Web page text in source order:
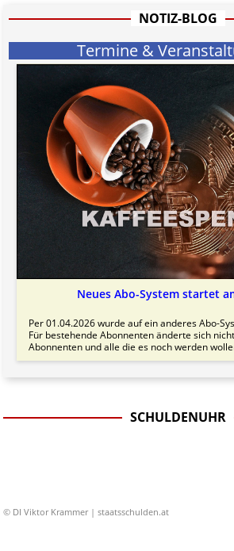
Bitte beachten Sie in dem Zusammenhang
NOTIZ-BLOG
Termine &
Neues Abo-System startet
Per 01.04.2026 wurde auf ein anderes Abo-
Für bestehende Abonnenten änderte sich
Abonnenten und alle die es noch werden
SCHULDENUHR
© DI Viktor Krammer | staatsschulden.at